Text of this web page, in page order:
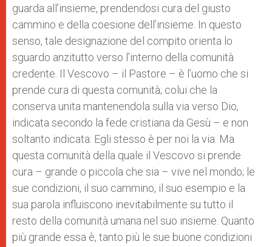
guarda all’insieme, prendendosi cura del giusto
cammino e della coesione dell’insieme. In questo
senso, tale designazione del compito orienta lo
sguardo anzitutto verso l’interno della comunità
credente. Il Vescovo – il Pastore – è l’uomo che si
prende cura di questa comunità; colui che la
conserva unita mantenendola sulla via verso Dio,
indicata secondo la fede cristiana da Gesù – e non
soltanto indicata: Egli stesso è per noi la via. Ma
questa comunità della quale il Vescovo si prende
cura – grande o piccola che sia – vive nel mondo; le
sue condizioni, il suo cammino, il suo esempio e la
sua parola influiscono inevitabilmente su tutto il
resto della comunità umana nel suo insieme. Quanto
più grande essa è, tanto più le sue buone condizioni